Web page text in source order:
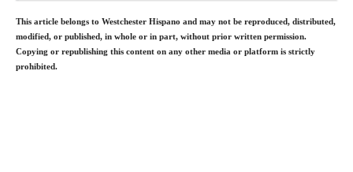
This article belongs to Westchester Hispano and may not be reproduced, distributed,
modified, or published, in whole or in part, without prior written permission.
Copying or republishing this content on any other media or platform is strictly
prohibited.